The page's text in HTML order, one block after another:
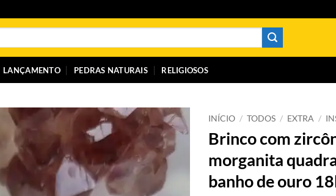
LANÇAMENTO PEDRAS NATURAIS RELIGIOSOS
INÍCIO / TODOS / EXTRA /
Brinco com
morganita
banho de ouro